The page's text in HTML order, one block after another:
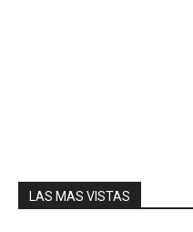
LAS MAS VISTAS